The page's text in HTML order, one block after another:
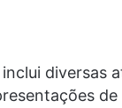
diversas